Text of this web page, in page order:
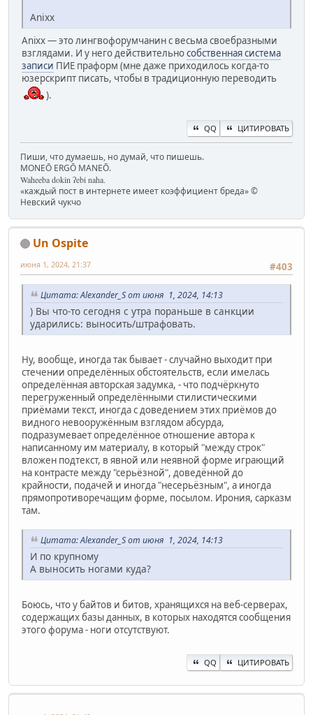
Anixx
Anixx — это лингвофорумчанин с весьма своебразными
взглядами. И у него действительнособственная система
записи ПИЕ праформ (мне даже приходилось когда-то
юзерскрипт писать, чтобы в традиционную переводить
).
QQ ЦИТИРОВАТЬ
Пиши, что думаешь, но думай, что пишешь.
MONEŌ ERGŌ MANEŌ.
Waheeba dokin ʔebi naha.
«каждый пост в интернете имеет коэффициент бреда» ©
Невский чукчо
Un Ospite
#403
июня 1, 2024, 21:37
Цитата: Alexander_S от июня 1, 2024, 14:13
) Вы что-то сегодня с утра пораньше в санкции
ударились: выносить/штрафовать.
Ну, вообще, иногда так бывает - случайно выходит при
стечении определённых обстоятельств, если имелась
определённая авторская задумка, - что подчёркнуто
перегруженный определёнными стилистическими
приёмами текст, иногда с доведением этих приёмов до
видного невооружённым взглядом абсурда,
подразумевает определённое отношение автора к
написанному им материалу, в который "между строк"
вложен подтекст, в явной или неявной форме играющий
на контрасте между "серьёзной", доведённой до
крайности, подачей и иногда "несерьёзным", а иногда
прямопротиворечащим форме, посылом. Ирония, сарказм
там.
Цитата: Alexander_S от июня 1, 2024, 14:13
И по крупному
А выносить ногами куда?
Боюсь, что у байтов и битов, хранящихся на веб-серверах,
содержащих базы данных, в которых находятся сообщения
этого форума - ноги отсутствуют.
QQ ЦИТИРОВАТЬ